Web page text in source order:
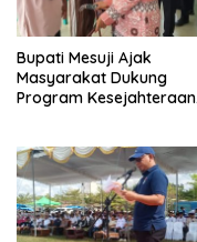
Bupati Mesuji Ajak
Masyarakat Dukung
Program Kesejahteraan